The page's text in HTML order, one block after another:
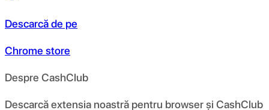
Descarcă de pe
Chrome store
Despre CashClub
Descarcă extensia noastră pentru browser și CashClub